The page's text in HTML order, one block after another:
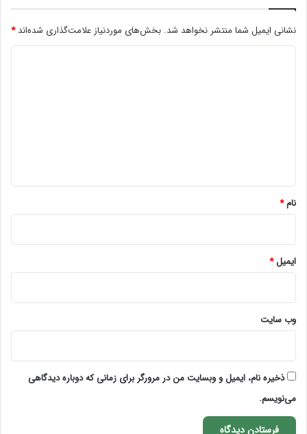
نشانی ایمیل شما منتشر نخواهد شد. بخش‌های موردنیاز علامت‌گذاری شده‌اند*
نام*
ایمیل*
وب‌ سایت
ذخیره نام، ایمیل و وبسایت من در مرورگر برای زمانی که دوباره دیدگاهی
می‌نویسم.